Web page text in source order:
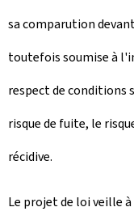
sa comparution
toutefois soumise à
respect de conditions
risque de fuite, le
récidive.
Le projet de loi veille